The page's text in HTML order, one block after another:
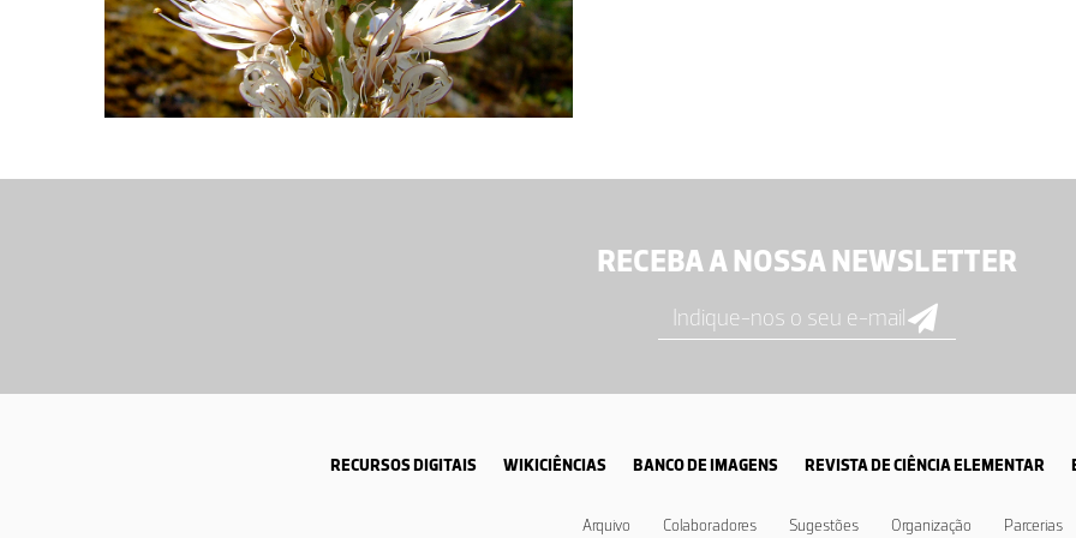
RECEBA A NOSSA NEWSLETTER
RECURSOS DIGITAIS WIKICIÊNCIAS BANCO DE IMAGENS REVISTA DE CIÊNCIA ELEMENTAR
Arquivo Colaboradores Sugestões Organização Parcerias